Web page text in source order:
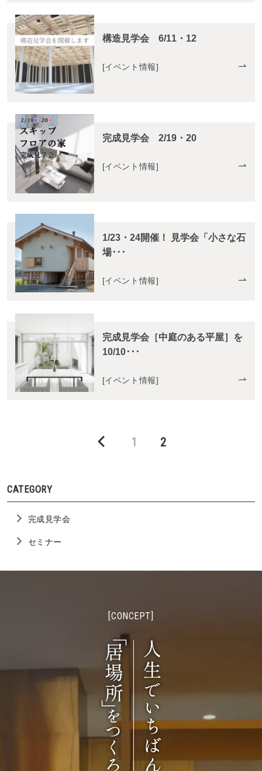
構造見学会 6/11・12
[イベント情報]
完成見学会 2/19・20
[イベント情報]
1/23・24開催！ 見学会「小さな石
場･･･
[イベント情報]
完成見学会［中庭のある平屋］を
10/10･･･
[イベント情報]
Page
1 Page
2
CATEGORY
完成見学会
セミナー
[CONCEPT]